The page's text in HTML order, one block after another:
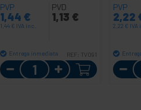
PVP
1,44 €
1,44 € IVA inc.
PVD
1,13 €
Entrega inmediata REF: TV091
Cantidad
PVP
2,22
2,22 € IVA